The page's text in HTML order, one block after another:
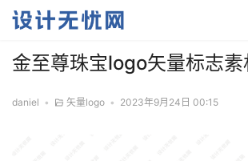
金至尊珠宝logo矢量标志素
daniel • 矢量logo • 2023年9月24日 00:15